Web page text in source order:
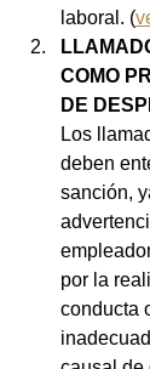
laboral. (
COMO
DE
Los
deben
sanción,
por la
conducta